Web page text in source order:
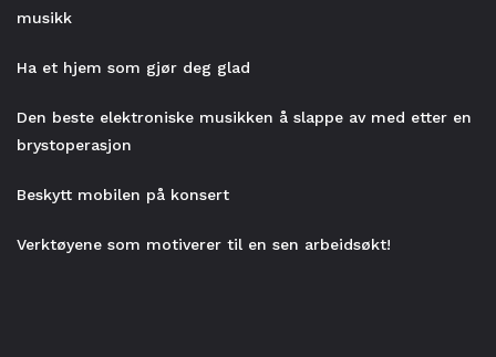
musikk
Ha et hjem som gjør deg glad
Den beste elektroniske musikken å slappe av med etter en
brystoperasjon
Beskytt mobilen på konsert
Verktøyene som motiverer til en sen arbeidsøkt!